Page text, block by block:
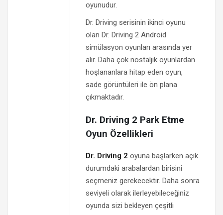
oyunudur.
Dr. Driving serisinin ikinci oyunu
olan Dr. Driving 2 Android
simülasyon oyunları arasında yer
alır. Daha çok nostaljik oyunlardan
hoşlananlara hitap eden oyun,
sade görüntüleri ile ön plana
çıkmaktadır.
Dr. Driving 2 Park Etme
Oyun Özellikleri
Dr. Driving 2 oyuna başlarken açık
durumdaki arabalardan birisini
seçmeniz gerekecektir. Daha sonra
seviyeli olarak ilerleyebileceğiniz
oyunda sizi bekleyen çeşitli